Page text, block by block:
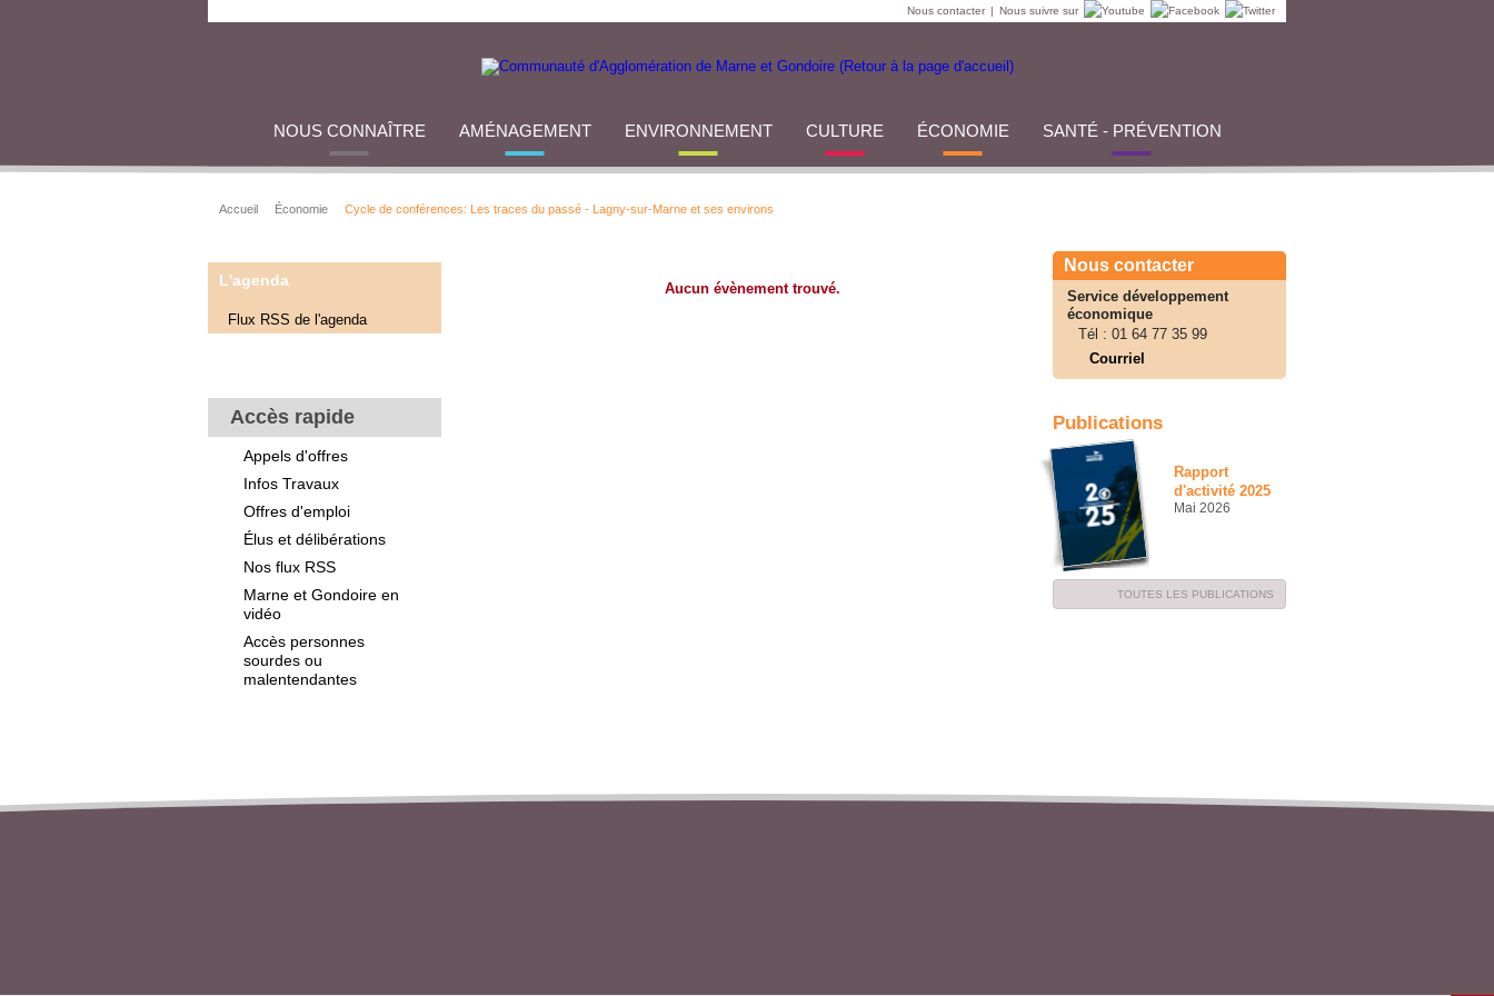
Nous contacter | Nous suivre sur
NOUS CONNAÎTRE AMÉNAGEMENT ENVIRONNEMENT CULTURE ÉCONOMIE SANTÉ - PRÉVENTION
Accueil Économie Cycle de conférences: Les traces du passé - Lagny-sur-Marne et ses environs
L'agenda
Flux RSS de l'agenda
Accès rapide
Appels d'offres
Infos Travaux
Offres d'emploi
Élus et délibérations
Nos flux RSS
Marne et Gondoire en
vidéo
Accès personnes
sourdes ou
malentendantes
Aucun évènement trouvé.
Nous contacter
Service développement
économique
Tél : 01 64 77 35 99
Courriel
Publications
Rapport
d'activité 2025
Mai 2026
TOUTES LES PUBLICATIONS